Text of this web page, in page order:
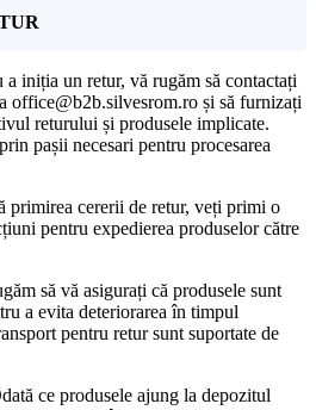
iniția un retur, vă rugăm să contactați
office@b2b.silvesrom.ro și să furnizați
returului și produsele implicate.
pașii necesari pentru procesarea
primirea cererii de retur, veți primi o
pentru expedierea produselor către
să vă asigurați că produsele sunt
a evita deteriorarea în timpul
pentru retur sunt suportate de
ce produsele ajung la depozitul